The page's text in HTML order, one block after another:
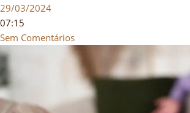
29/03/2024
07:15
Sem Comentários